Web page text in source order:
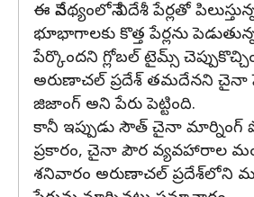
ఈ నేపథ్యంలోనే విదేశీ పేర్లతో
భూభాగాలకు కొత్త పేర్లను
పేర్కొందని గ్లోబల్ టైమ్స్
అరుణాచల్ ప్రదేశ్ తమదేనని చైనా
జిజాంగ్ అని పేరు పెట్టింది.
కానీ ఇప్పుడు సౌత్ చైనా మార్నింగ్
ప్రకారం, చైనా పౌర వ్యవహారాల
శనివారం అరుణాచల్ ప్రదేశ్‌లోని